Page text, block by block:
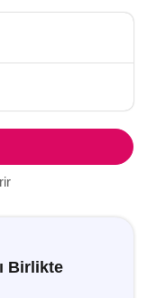
Birlikte